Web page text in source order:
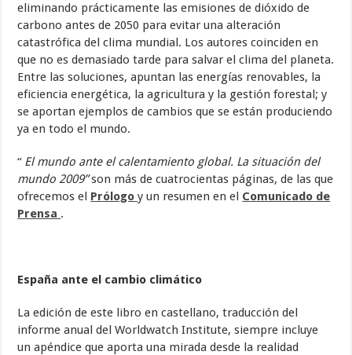
eliminando prácticamente las emisiones de dióxido de
carbono antes de 2050 para evitar una alteración
catastrófica del clima mundial. Los autores coinciden en
que no es demasiado tarde para salvar el clima del planeta.
Entre las soluciones, apuntan las energías renovables, la
eficiencia energética, la agricultura y la gestión forestal; y
se aportan ejemplos de cambios que se están produciendo
ya en todo el mundo.
“El mundo ante el calentamiento global. La situación del
mundo 2009”son más de cuatrocientas páginas, de las que
ofrecemos el Prólogoy un resumen en el Comunicado de
Prensa .
España ante el cambio climático
La edición de este libro en castellano, traducción del
informe anual del Worldwatch Institute, siempre incluye
un apéndice que aporta una mirada desde la realidad